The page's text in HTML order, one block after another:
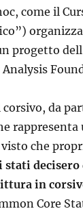
come il
progetto
da
rappresenta
che
stati
in
Core